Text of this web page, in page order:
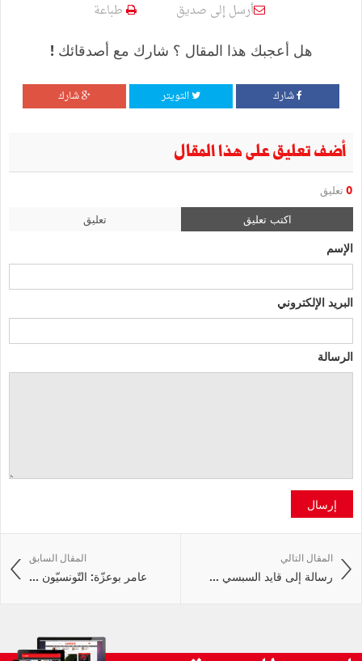
أرسل إلى صديق طباعة
هل أعجبك هذا المقال ؟ شارك مع أصدقائك !
شارك التويتر شارك
أضف تعليق على هذا المقال
0 تعليق
اكتب تعليق تعليق
الإسم
البريد الإلكتروني
الرسالة
إرسال
المقال السابق
عامر بوعزّة: التّونسيّون ...
المقال التالي
رسالة إلى قايد السبسي ...